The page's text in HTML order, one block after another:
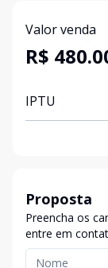
Valor venda
R$
IPTU
Proposta
Preencha os
entre em